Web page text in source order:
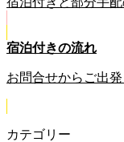
宿泊付きの流れ
お問合せからご出
カテゴリー